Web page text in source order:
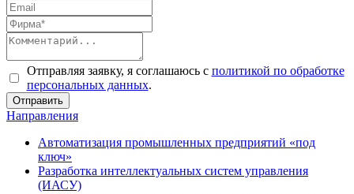
Отправляя заявку, я соглашаюсь с политикой по обработке
персональных данных.
Направления
Автоматизация промышленных предприятий «под
ключ»
Разработка интеллектуальных систем управления
(ИАСУ)